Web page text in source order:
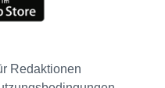
Redaktionen